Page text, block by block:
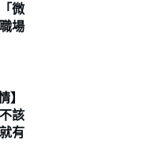
微
場
】
該
有